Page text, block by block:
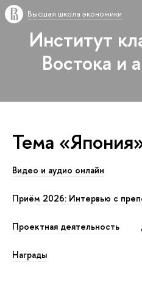
Высшая школа экономики
Институт
Востока и
Тема
Видео и аудио онлайн
Приём 2026: Интервью с
Проектная деятельность
Награды